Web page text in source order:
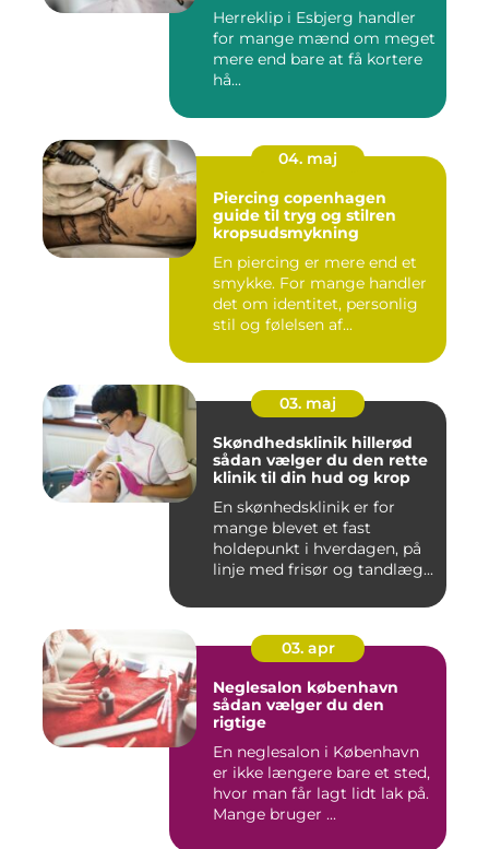
Herreklip i Esbjerg handler
for mange mænd om meget
mere end bare at få kortere
hå...
04. maj
Piercing copenhagen
guide til tryg og stilren
kropsudsmykning
En piercing er mere end et
smykke. For mange handler
det om identitet, personlig
stil og følelsen af...
03. maj
Skøndhedsklinik hillerød
sådan vælger du den rette
klinik til din hud og krop
En skønhedsklinik er for
mange blevet et fast
holdepunkt i hverdagen, på
linje med frisør og tandlæg...
03. apr
Neglesalon københavn
sådan vælger du den
rigtige
En neglesalon i København
er ikke længere bare et sted,
hvor man får lagt lidt lak på.
Mange bruger ...